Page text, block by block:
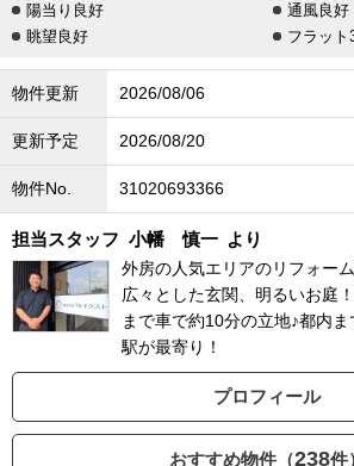
陽当り良好
通風良好
眺望良好
フラット
物件更新 2026/08/06
更新予定 2026/08/20
物件No. 31020693366
担当スタッフ 小幡 慎一 より
外房の人気エリアのリフォー
広々とした玄関、明るいお庭
まで車で約10分の立地♪都内
駅が最寄り！
プロフィール
おすすめ物件（238件）